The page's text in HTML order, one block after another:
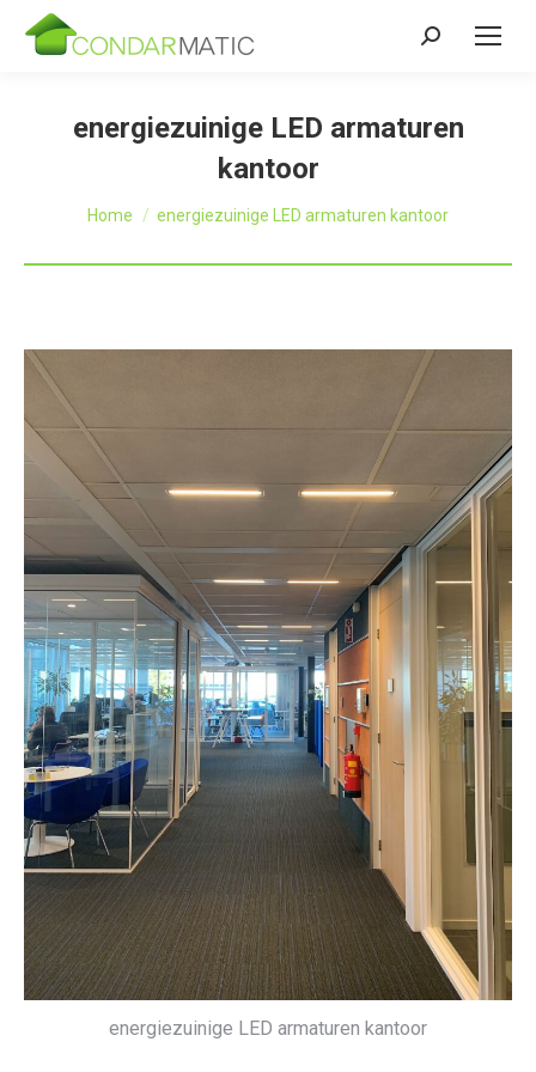
Zoeken:
energiezuinige LED armaturen
kantoor
Je bent hier:
Home energiezuinige LED armaturen kantoor
energiezuinige LED armaturen kantoor